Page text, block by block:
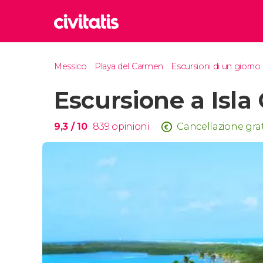
Roma
Italia
Messico Playa del Carmen Escursioni di un giorno
Escursione a
9,3 / 10 839 opinioni Cancellazione